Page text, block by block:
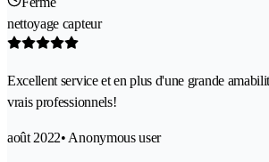
nettoyage capteur
Excellent service et en plus d'une grande
vrais professionnels!
août 2022• Anonymous user